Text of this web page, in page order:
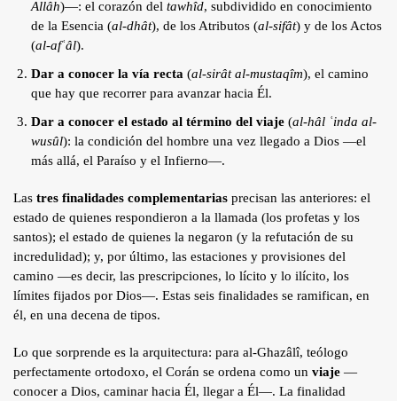
Allâh)—: el corazón del tawhîd, subdividido en conocimiento
de la Esencia (al-dhât), de los Atributos (al-sifât) y de los Actos
(al-afʿâl).
Dar a conocer la vía recta (al-sirât al-mustaqîm), el camino
que hay que recorrer para avanzar hacia Él.
Dar a conocer el estado al término del viaje (al-hâl ʿinda al-
wusûl): la condición del hombre una vez llegado a Dios —el
más allá, el Paraíso y el Infierno—.
Las tres finalidades complementarias precisan las anteriores: el
estado de quienes respondieron a la llamada (los profetas y los
santos); el estado de quienes la negaron (y la refutación de su
incredulidad); y, por último, las estaciones y provisiones del
camino —es decir, las prescripciones, lo lícito y lo ilícito, los
límites fijados por Dios—. Estas seis finalidades se ramifican, en
él, en una decena de tipos.
Lo que sorprende es la arquitectura: para al-Ghazâlî, teólogo
perfectamente ortodoxo, el Corán se ordena como un viaje —
conocer a Dios, caminar hacia Él, llegar a Él—. La finalidad